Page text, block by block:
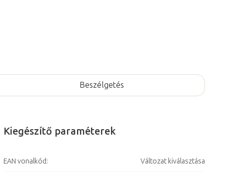
Beszélgetés
Kiegészítő paraméterek
EAN vonalkód: Változat kiválasztása